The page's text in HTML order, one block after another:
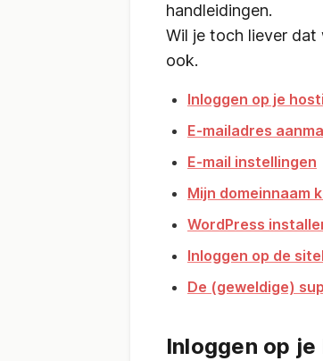
handleidingen.
Wil je toch liever dat
ook.
Inloggen op je
E-mailadres
E-mail instellingen
Mijn domeinnaam
WordPress
Inloggen op de
De (geweldige)
Inloggen op